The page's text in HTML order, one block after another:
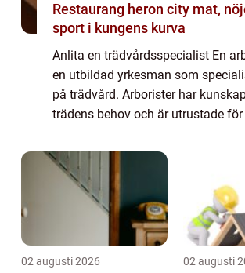
Restaurang heron city mat, nöjen och
sport i kungens kurva
Anlita en trädvårdsspecialist En
en utbildad yrkesman som
på trädvård. Arborister har
trädens behov och är utrustade
spektrum av aktiviteter, inklusive
02 augusti 2026 02 augusti